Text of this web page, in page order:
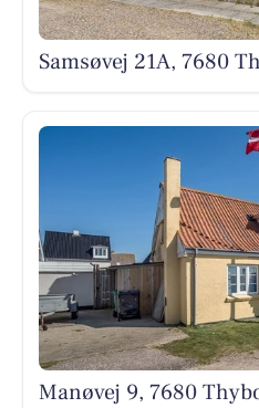
Samsøvej 21A, 7680
Manøvej 9, 7680